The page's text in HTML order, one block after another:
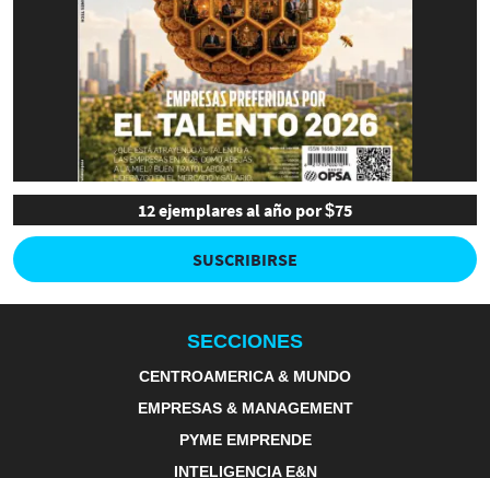
12 ejemplares al año por $75
SUSCRIBIRSE
SECCIONES
CENTROAMERICA & MUNDO
EMPRESAS & MANAGEMENT
PYME EMPRENDE
INTELIGENCIA E&N